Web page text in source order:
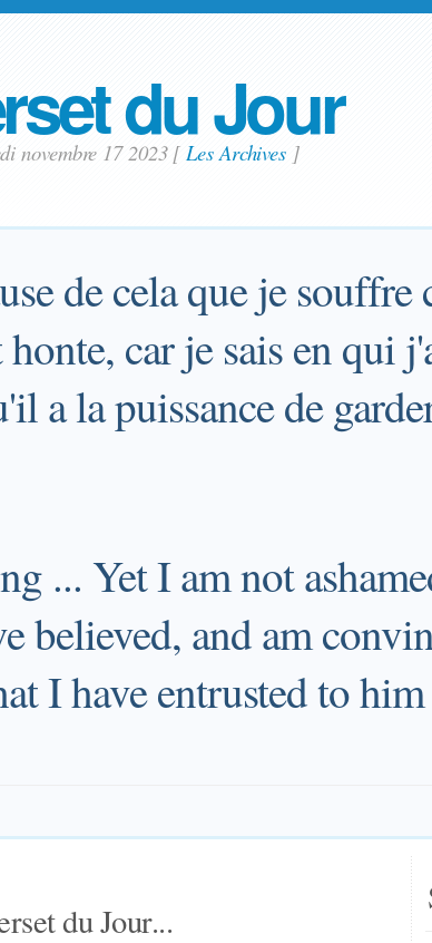
du Jour
novembre 17 2023[Les Archives ]
de cela que je souffre
car je sais en qui
a la puissance de
... Yet I am not
believed, and am
I have entrusted to
du Jour...